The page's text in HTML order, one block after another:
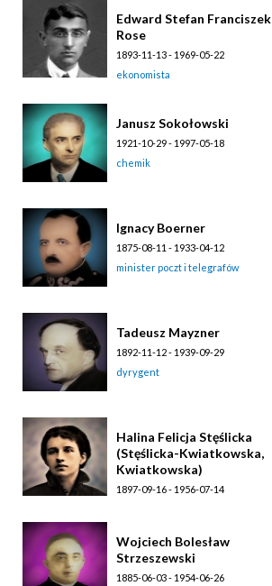
Edward Stefan Franciszek
Rose
1893-11-13 - 1969-05-22
ekonomista
Janusz Sokołowski
1921-10-29 - 1997-05-18
chemik
Ignacy Boerner
1875-08-11 - 1933-04-12
minister poczt i telegrafów
Tadeusz Mayzner
1892-11-12 - 1939-09-29
dyrygent
Halina Felicja Stęślicka
(Stęślicka-Kwiatkowska,
Kwiatkowska)
1897-09-16 - 1956-07-14
Wojciech Bolesław
Strzeszewski
1885-06-03 - 1954-06-26